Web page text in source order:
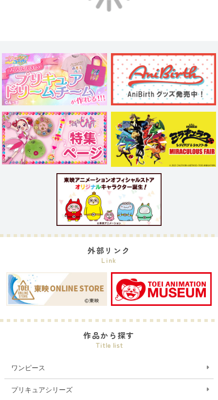
外部リンク
Link
作品から探す
Title list
ワンピース
プリキュアシリーズ